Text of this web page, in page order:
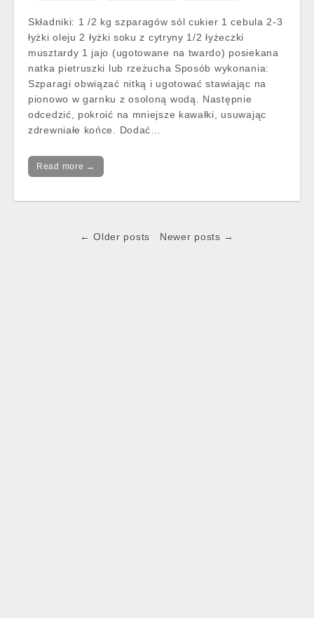
Składniki: 1 /2 kg szparagów sól cukier 1 cebula 2-3
łyżki oleju 2 łyżki soku z cytryny 1/2 łyżeczki
musztardy 1 jajo (ugotowane na twardo) posiekana
natka pietruszki lub rzeżucha Sposób wykonania:
Szparagi obwiązać nitką i ugotować stawiając na
pionowo w garnku z osoloną wodą. Następnie
odcedzić, pokroić na mniejsze kawałki, usuwając
zdrewniałe końce. Dodać…
Read more →
← Older posts Newer posts →